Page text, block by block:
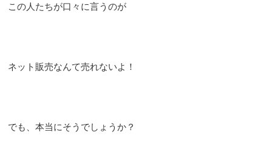
この人たちが口々に言うのが
ネット販売なんて売れないよ！
でも、本当にそうでしょうか？